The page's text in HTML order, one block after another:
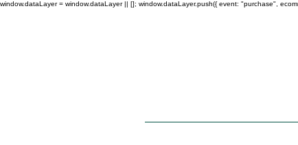
window.dataLayer = window.dataLayer || []; window.dataLayer.push({ event: "purchase",